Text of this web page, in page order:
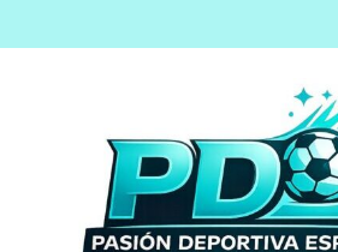
Saltar